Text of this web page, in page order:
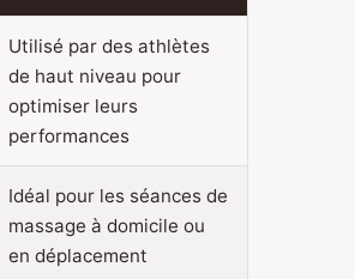
Utilisé par des athlètes
de haut niveau pour
optimiser leurs
performances
Idéal pour les séances de
massage à domicile ou
en déplacement